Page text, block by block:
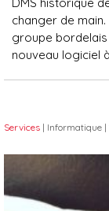
changer de
groupe bordelais
nouveau logiciel
Services | Informatique |